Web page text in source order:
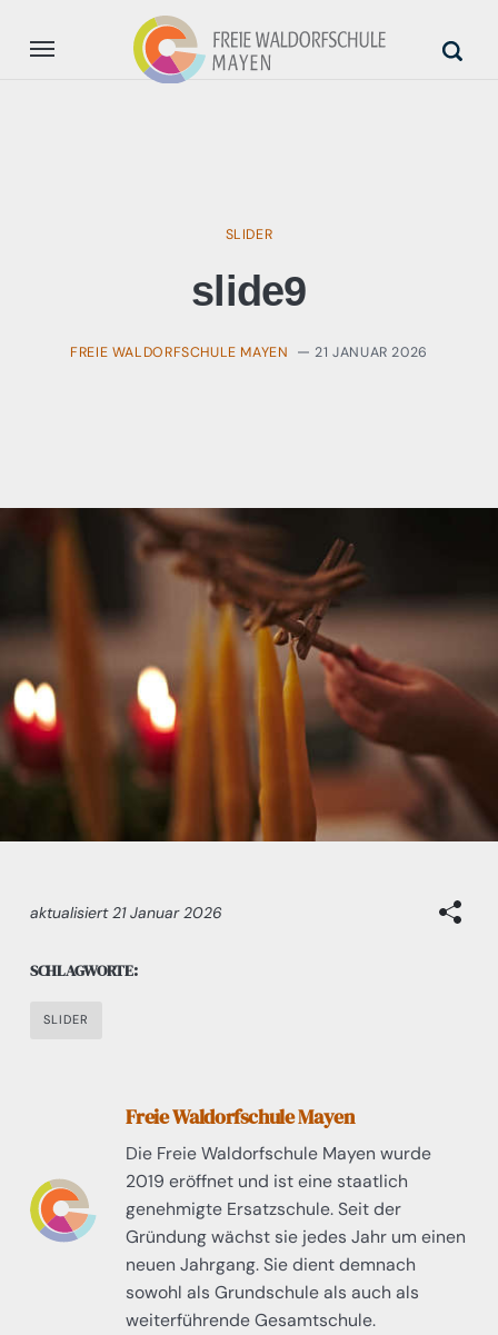
SLIDER
slide9
FREIE WALDORFSCHULE MAYEN 21 JANUAR 2026
aktualisiert21 Januar 2026
SCHLAGWORTE:
SLIDER
Freie Waldorfschule Mayen
Die Freie Waldorfschule Mayen wurde
2019 eröffnet und ist eine staatlich
genehmigte Ersatzschule. Seit der
Gründung wächst sie jedes Jahr um einen
neuen Jahrgang. Sie dient demnach
sowohl als Grundschule als auch als
weiterführende Gesamtschule.
Anmeldung
Unterstützung